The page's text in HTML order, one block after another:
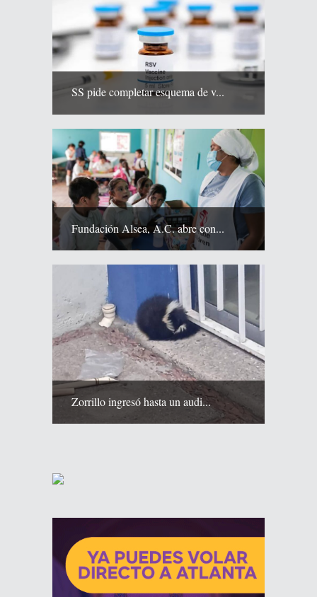
SS pide completar esquema de v...
Fundación Alsea, A.C. abre con...
Zorrillo ingresó hasta un audi...